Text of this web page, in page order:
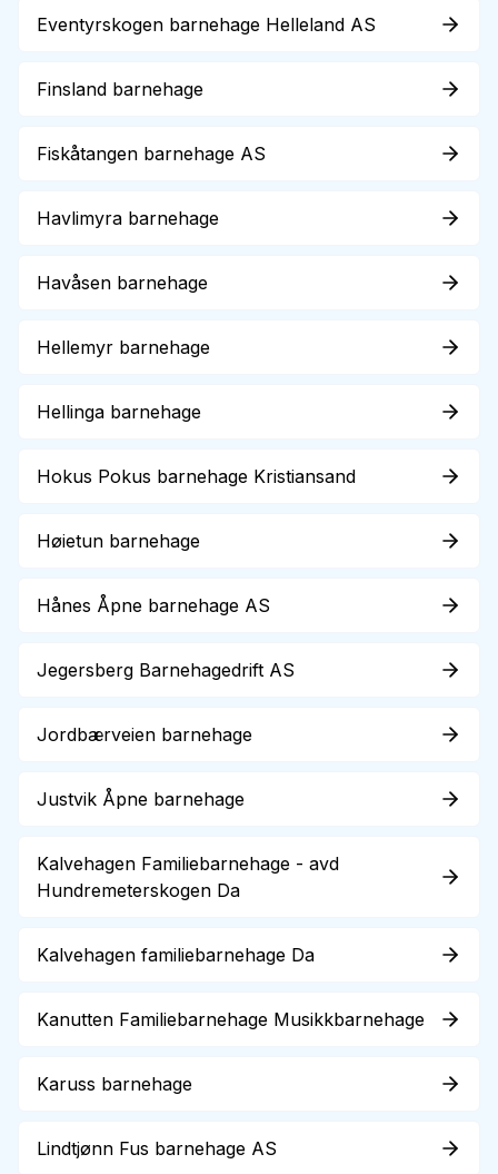
Eventyrskogen barnehage Helleland AS
Finsland barnehage
Fiskåtangen barnehage AS
Havlimyra barnehage
Havåsen barnehage
Hellemyr barnehage
Hellinga barnehage
Hokus Pokus barnehage Kristiansand
Høietun barnehage
Hånes Åpne barnehage AS
Jegersberg Barnehagedrift AS
Jordbærveien barnehage
Justvik Åpne barnehage
Kalvehagen Familiebarnehage - avd
Hundremeterskogen Da
Kalvehagen familiebarnehage Da
Kanutten Familiebarnehage Musikkbarnehage
Karuss barnehage
Lindtjønn Fus barnehage AS